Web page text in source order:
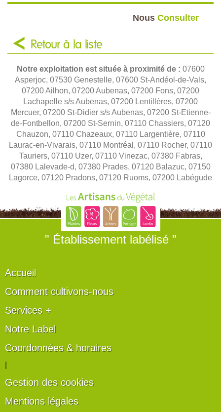
Nous Consulter
Retour à la liste
Notre exploitation est située à proximité de : 07600
Asperjoc, 07530 Genestelle, 07600 St-Andéol-de-Vals,
07200 Ailhon, 07200 Aubenas, 07200 Fons, 07200
Lachapelle s/s Aubenas, 07200 Lentillères, 07200
Mercuer, 07200 St-Didier s/s Aubenas, 07200 St-Etienne-
de-Fontbellon, 07200 St-Sernin, 07110 Chassiers, 07120
Chauzon, 07110 Chazeaux, 07110 Largentière, 07110
Laurac-en-Vivarais, 07110 Montréal, 07110 Rocher, 07110
Tauriers, 07110 Uzer, 07110 Vinezac, 07380 Fabras,
07380 Lalevade-d, 07380 Prades, 07120 Balazuc, 07150
Lagorce, 07120 Pradons, 07120 Ruoms, 07200 Labégude
" Établissement labélisé "
Accueil
Comment cultivons-nous
Services +
Notre Label
Coordonnées & horaires
Gestion des cookies
Mentions légales